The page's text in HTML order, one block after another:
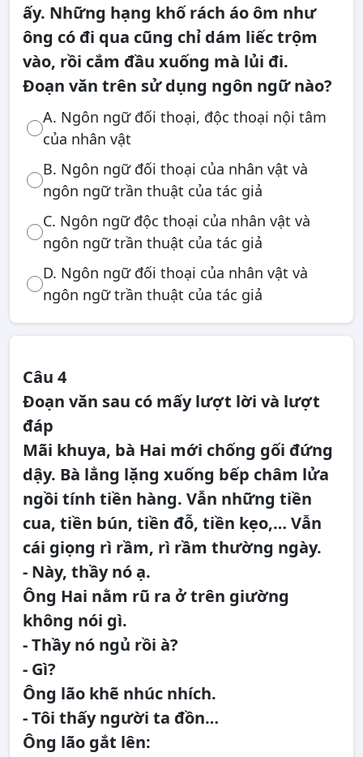
ấy. Những hạng khố rách áo ôm như
ông có đi qua cũng chỉ dám liếc trộm
vào, rồi cắm đầu xuống mà lủi đi.
Đoạn văn trên sử dụng ngôn ngữ nào?
A. Ngôn ngữ đối thoại, độc thoại nội tâm
của nhân vật
B. Ngôn ngữ đối thoại của nhân vật và
ngôn ngữ trần thuật của tác giả
C. Ngôn ngữ độc thoại của nhân vật và
ngôn ngữ trần thuật của tác giả
D. Ngôn ngữ đối thoại của nhân vật và
ngôn ngữ trần thuật của tác giả
Câu 4
Đoạn văn sau có mấy lượt lời và lượt
đáp
Mãi khuya, bà Hai mới chống gối đứng
dậy. Bà lẳng lặng xuống bếp châm lửa
ngồi tính tiền hàng. Vẫn những tiền
cua, tiền bún, tiền đỗ, tiền kẹo,… Vẫn
cái giọng rì rầm, rì rầm thường ngày.
- Này, thầy nó ạ.
Ông Hai nằm rũ ra ở trên giường
không nói gì.
- Thầy nó ngủ rồi à?
- Gì?
Ông lão khẽ nhúc nhích.
- Tôi thấy người ta đồn…
Ông lão gắt lên: